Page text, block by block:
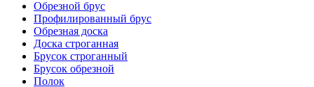
Обрезной брус
Профилированный брус
Обрезная доска
Доска строганная
Брусок строганный
Брусок обрезной
Полок